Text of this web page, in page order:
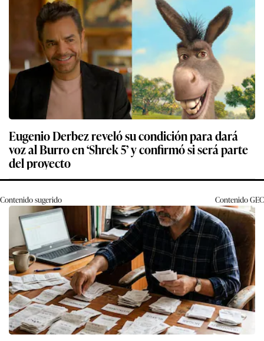
Eugenio Derbez reveló su condición para dará
voz al Burro en ‘Shrek 5’ y confirmó si será parte
del proyecto
Contenido sugerido ContenidoGEC